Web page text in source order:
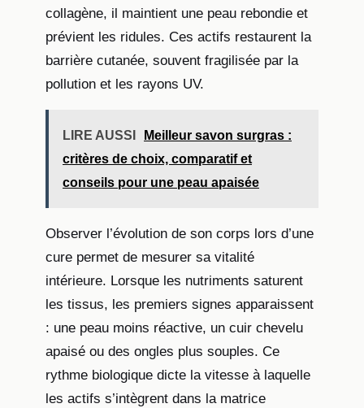
collagène, il maintient une peau rebondie et
prévient les ridules. Ces actifs restaurent la
barrière cutanée, souvent fragilisée par la
pollution et les rayons UV.
LIRE AUSSI
Meilleur savon surgras :
critères de choix, comparatif et
conseils pour une peau apaisée
Observer l’évolution de son corps lors d’une
cure permet de mesurer sa vitalité
intérieure. Lorsque les nutriments saturent
les tissus, les premiers signes apparaissent
: une peau moins réactive, un cuir chevelu
apaisé ou des ongles plus souples. Ce
rythme biologique dicte la vitesse à laquelle
les actifs s’intègrent dans la matrice